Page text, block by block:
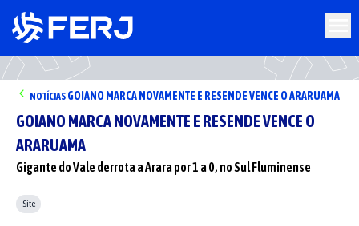
NOTÍCIAS GOIANO MARCA NOVAMENTE E RESENDE VENCE O ARARUAMA
GOIANO MARCA NOVAMENTE E RESENDE VENCE O
ARARUAMA
Gigante do Vale derrota a Arara por 1 a 0, no Sul Fluminense
Site